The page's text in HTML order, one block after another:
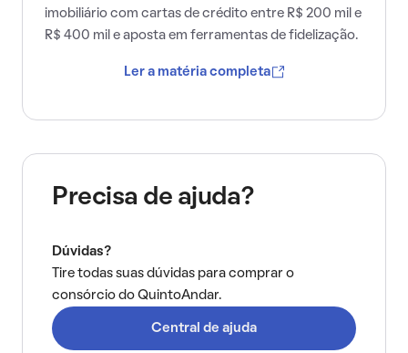
imobiliário com cartas de crédito entre R$ 200 mil e
R$ 400 mil e aposta em ferramentas de fidelização.
Ler a matéria completa
Precisa de ajuda?
Dúvidas?
Tire todas suas dúvidas para comprar o
consórcio do QuintoAndar.
Central de ajuda